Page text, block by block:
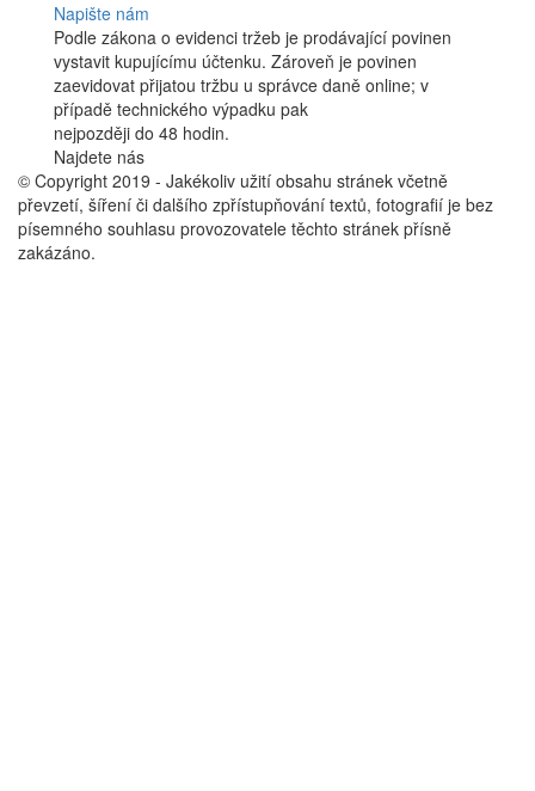
Napište nám
Podle zákona o evidenci tržeb je prodávající povinen
vystavit kupujícímu účtenku. Zároveň je povinen
zaevidovat přijatou tržbu u správce daně online; v
případě technického výpadku pak
nejpozději do 48 hodin.
Najdete nás
© Copyright 2019 - Jakékoliv užití obsahu stránek včetně
převzetí, šíření či dalšího zpřístupňování textů, fotografií je bez
písemného souhlasu provozovatele těchto stránek přísně
zakázáno.